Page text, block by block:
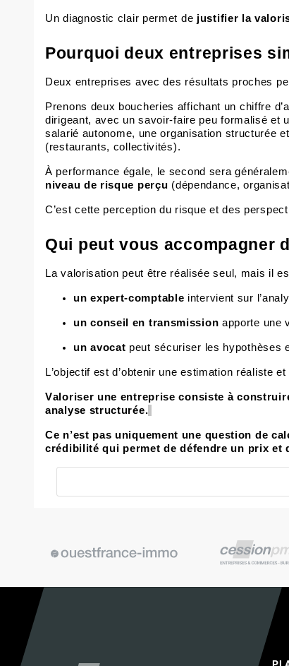
Un diagnostic clair permet de justifier la
Pourquoi deux entreprises
Deux entreprises avec des résultats proches
Prenons deux boucheries affichant un chiffre
dirigeant, avec un savoir-faire peu formalisé et
salarié autonome, une organisation structurée
(restaurants, collectivités).
À performance égale, le second sera
niveau de risque perçu (dépendance,
C’est cette perception du risque et des
Qui peut vous accompagner
La valorisation peut être réalisée seul, mais il
un expert-comptable intervient sur
un conseil en transmission apporte une
un avocat peut sécuriser les hypothèses
L’objectif est d’obtenir une estimation réaliste et
Valoriser une entreprise consiste à
analyse structurée.
Ce n’est pas uniquement une question de
crédibilité qui permet de défendre un prix et